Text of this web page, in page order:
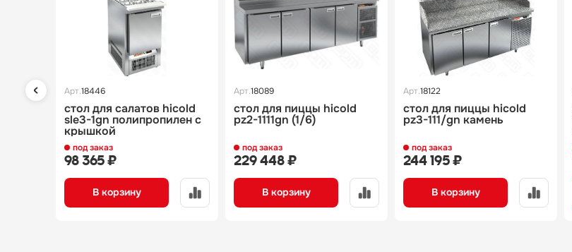
Арт.18446
стол для салатов hicold
sle3-1gn полипропилен с
крышкой
под заказ
98 365 ₽
В корзину
Арт.18089
стол для пиццы hicold
pz2-1111gn (1/6)
под заказ
229 448 ₽
В корзину
Арт.18122
стол для пиццы hicold
pz3-111/gn камень
под заказ
244 195 ₽
В корзину